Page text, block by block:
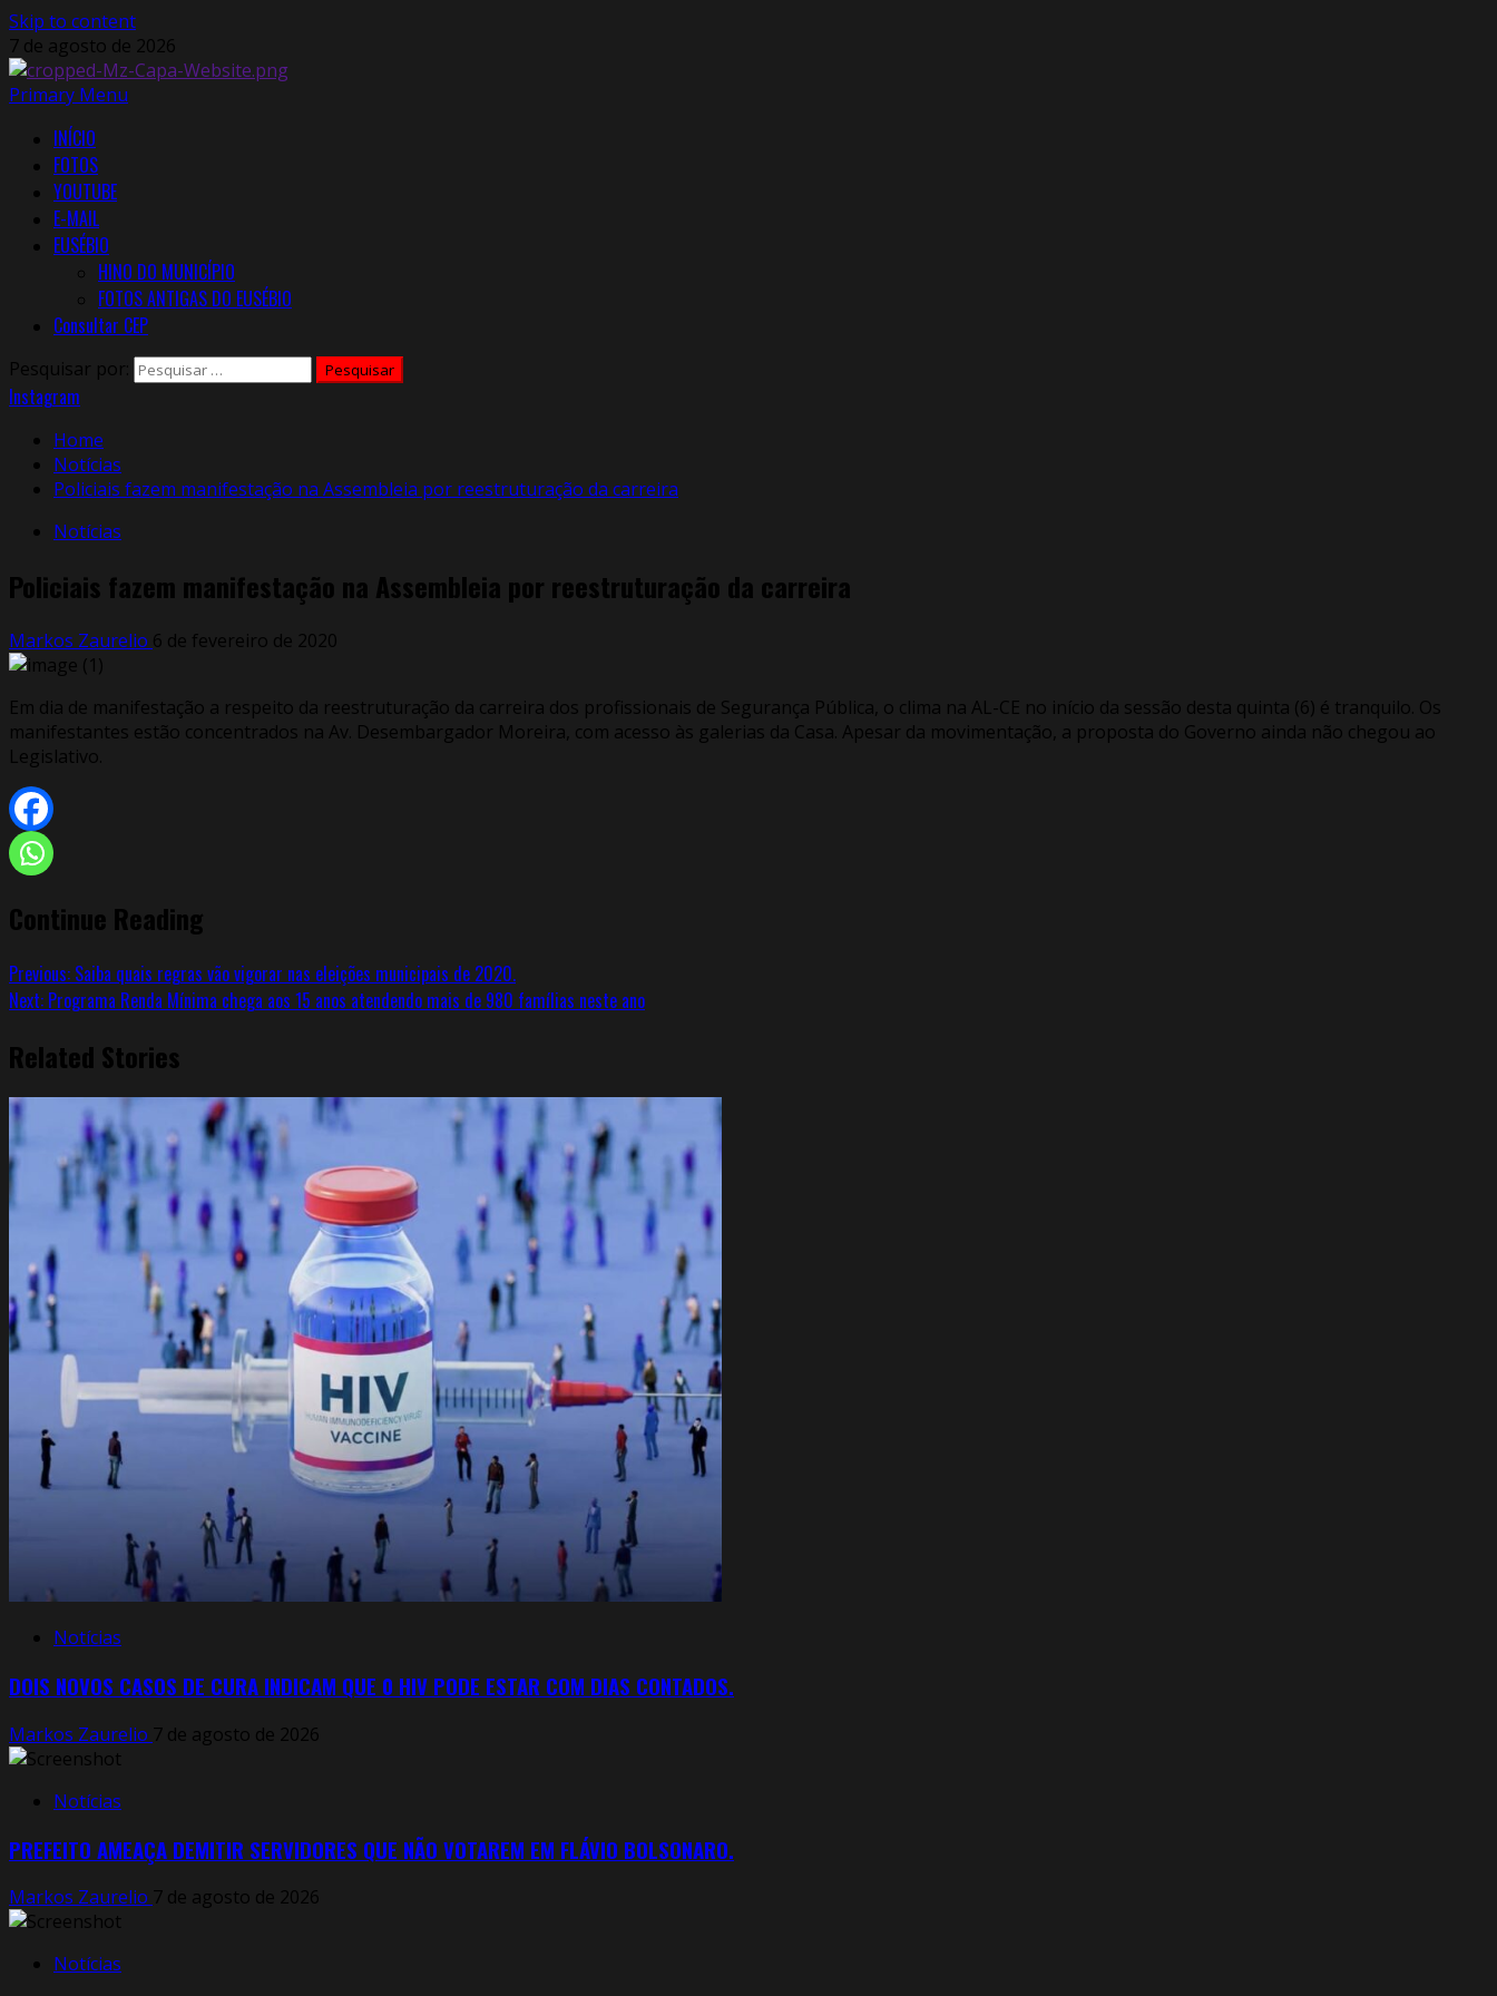
Skip to content
7 de agosto de 2026
Primary Menu
INÍCIO
FOTOS
YOUTUBE
E-MAIL
EUSÉBIO
HINO DO MUNICÍPIO
FOTOS ANTIGAS DO EUSÉBIO
Consultar CEP
Pesquisar por:
Instagram
Home
Notícias
Policiais fazem manifestação na Assembleia por reestruturação da carreira
Notícias
Policiais fazem manifestação na Assembleia por reestruturação da carreira
Markos Zaurelio 6 de fevereiro de 2020
Em dia de manifestação a respeito da reestruturação da carreira dos profissionais de Segurança Pública, o clima na AL-CE no início da sessão desta quinta (6) é tranquilo. Os
manifestantes estão concentrados na Av. Desembargador Moreira, com acesso às galerias da Casa. Apesar da movimentação, a proposta do Governo ainda não chegou ao
Legislativo.
Continue Reading
Previous: Saiba quais regras vão vigorar nas eleições municipais de 2020.
Next: Programa Renda Mínima chega aos 15 anos atendendo mais de 980 famílias neste ano
Related Stories
Notícias
DOIS NOVOS CASOS DE CURA INDICAM QUE 0 HIV PODE ESTAR COM DIAS CONTADOS.
Markos Zaurelio 7 de agosto de 2026
Notícias
PREFEITO AMEAÇA DEMITIR SERVIDORES QUE NÃO VOTAREM EM FLÁVIO BOLSONARO.
Markos Zaurelio 7 de agosto de 2026
Notícias